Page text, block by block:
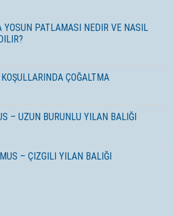
YOSUN PATLAMASI NEDIR VE NASIL
ÇOĞALTMA
– UZUN BURUNLU YILAN BALIĞI
– ÇIZGILI YILAN BALIĞI